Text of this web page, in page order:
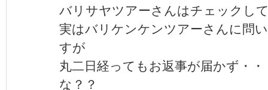
バリサヤツアーさんはチェックし
実はバリケンケンツアーさんに問
すが
丸二日経ってもお返事が届かず・
な？？